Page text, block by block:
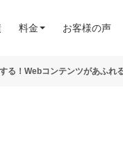
料金 お客様の声
る！Webコンテンツがあふれ